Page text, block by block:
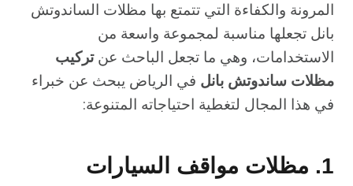
المرونة والكفاءة التي تتمتع بها مظلات الساندوتش
بانل تجعلها مناسبة لمجموعة واسعة من
الاستخدامات، وهي ما تجعل الباحث عنتركيب
مظلات ساندوتش بانل في الرياض يبحث عن خبراء
في هذا المجال لتغطية احتياجاته المتنوعة:
1. مظلات مواقف السيارات